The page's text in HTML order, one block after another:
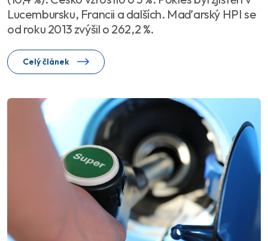
Lucembursku, Francii a dalších. Maďarský HPI se
od roku 2013 zvýšil o 262,2 %.
Celý článek